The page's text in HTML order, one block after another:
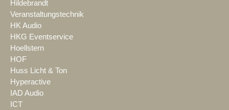
Hildebrandt
Veranstaltungstechnik
HK Audio
HKG Eventservice
Hoellstern
HOF
Huss Licht & Ton
Hyperactive
IAD Audio
ICT